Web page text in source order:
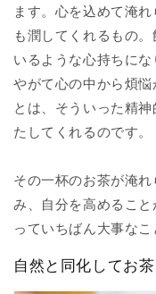
ます。心を込めて淹
も潤してくれるもの
いるような心持ちにな
やがて心の中から煩
とは、そういった精
たしてくれるのです。
その一杯のお茶が淹
み、自分を高めるこ
っていちばん大事なこ
自然と同化してお